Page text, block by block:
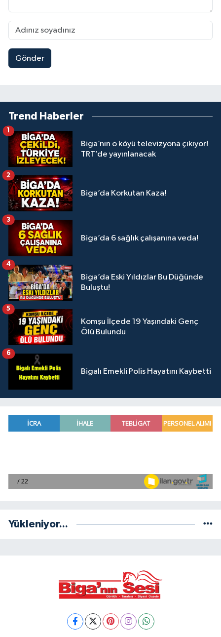
Gönder
Trend Haberler
Biga’nın o köyü televizyona çıkıyor!
TRT’de yayınlanacak
Biga’da Korkutan Kaza!
2
Biga’da 6 sağlık çalışanına veda!
3
Biga’da Eski Yıldızlar Bu Düğünde
Buluştu!
4
Komşu İlçede 19 Yaşındaki Genç
Ölü Bulundu
5
Bigalı Emekli Polis Hayatını Kaybetti
6
Yükleniyor...